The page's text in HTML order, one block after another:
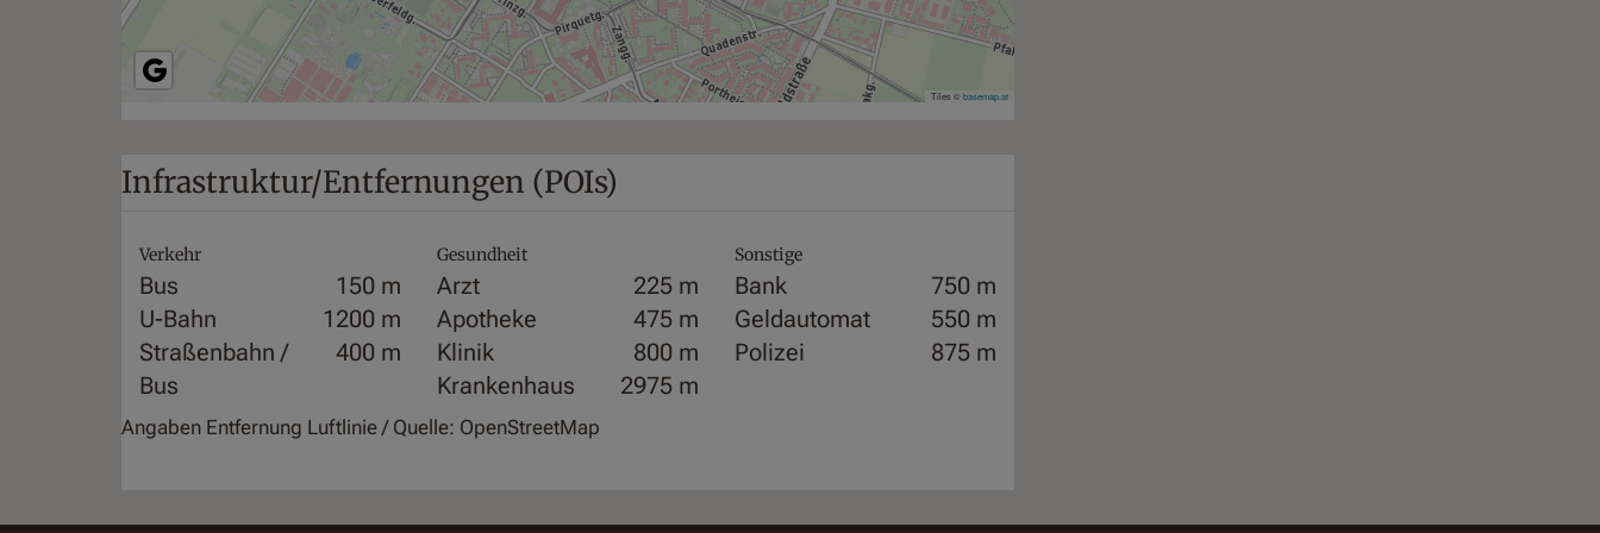
Tiles ©basemap.at
Infrastruktur/Entfernungen (POIs)
Verkehr
Bus
150 m
U-Bahn
1200 m
Straßenbahn /
Bus
400 m
Gesundheit
Arzt
225 m
Apotheke
475 m
Klinik
800 m
Krankenhaus
2975 m
Sonstige
Bank
750 m
Geldautomat
550 m
Polizei
875 m
Angaben Entfernung Luftlinie / Quelle: OpenStreetMap